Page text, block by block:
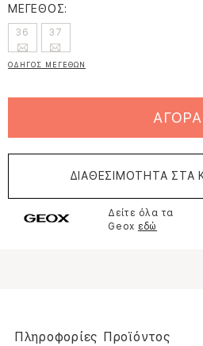
ΜΕΓΕΘΟΣ:
36 37
ΟΔΗΓΟΣ ΜΕΓΕΘΩΝ
ΑΓΟΡΑ
ΔΙΑΘΕΣΙΜΟΤΗΤΑ ΣΤΑ
Δείτε όλα τα
Geox εδώ
Πληροφορίες Προϊόντος